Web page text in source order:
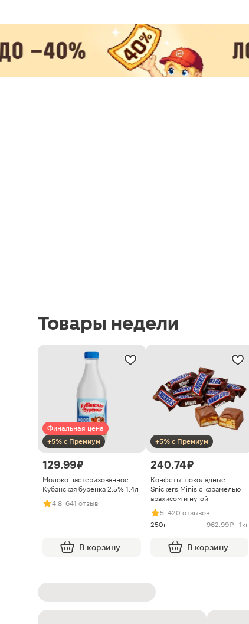
Товары недели
Финальная цена
+5% с Премиум
129.99 ₽
Молоко пастеризованное
Кубанская буренка 2.5% 1.4л
4.8· 641 отзыв
В корзину
+5% с Премиум
240.74 ₽
Конфеты шоколадные
Snickers Minis с карамелью
арахисом и нугой
5· 420 отзывов
250г
962.99 ₽ · 1кг
В корзину